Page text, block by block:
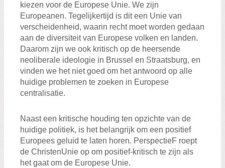
kiezen voor de Europese Unie. We zijn
Europeanen. Tegelijkertijd is dit een Unie van
verscheidenheid, waarin recht moet worden gedaan
aan de diversiteit van Europese volken en landen.
Daarom zijn we ook kritisch op de heersende
neoliberale ideologie in Brussel en Straatsburg, en
vinden we het niet goed om het antwoord op alle
huidige problemen te zoeken in Europese
centralisatie.
Naast een kritische houding ten opzichte van de
huidige politiek, is het belangrijk om een positief
Europees geluid te laten horen. PerspectieF roept
de ChristenUnie op om positief-kritisch te zijn als
het gaat om de Europese Unie.